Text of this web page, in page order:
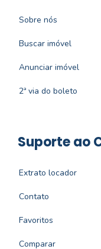
Sobre nós
Buscar imóvel
Anunciar imóvel
2ª via do boleto
Suporte ao
Extrato locador
Contato
Favoritos
Comparar